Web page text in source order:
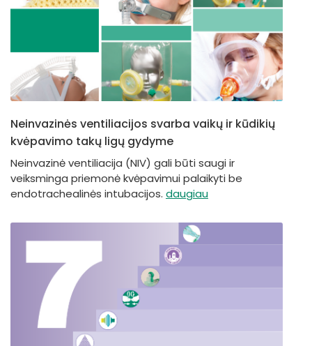
Neinvazinės ventiliacijos svarba vaikų ir kūdikių
kvėpavimo takų ligų gydyme
Neinvazinė ventiliacija (NIV) gali būti saugi ir
veiksminga priemonė kvėpavimui palaikyti be
endotrachealinės intubacijos. daugiau